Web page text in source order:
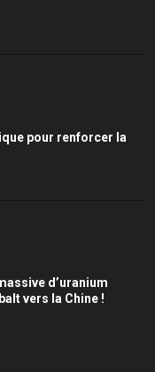
pour renforcer la
d’uranium
vers la Chine !